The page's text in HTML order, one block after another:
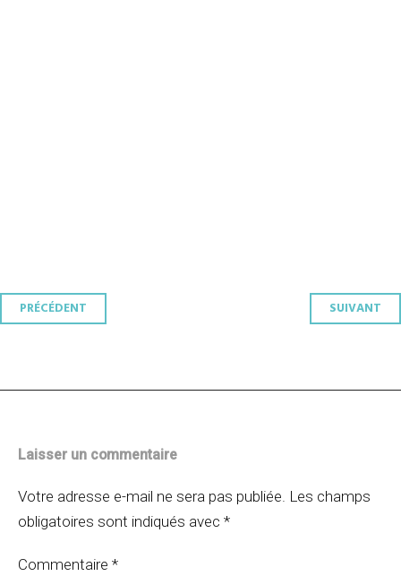
Navigation
PRÉCÉDENT SUIVANT
Laisser un commentaire
Votre adresse e-mail ne sera pas publiée. Les champs
obligatoires sont indiqués avec *
Commentaire *